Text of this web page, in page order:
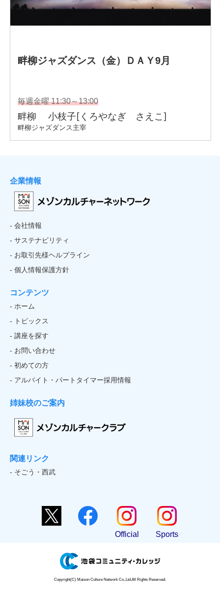
企業情報
- 会社情報
- サステナビリティ
- お取引先様ヘルプライン
- 個人情報保護方針
コンテンツ
- ホーム
- トピックス
- 講座を探す
- お問い合わせ
- 初めての方
- アルバイト・パートタイマー採用情報
姉妹校のご案内
関連リンク
- そごう・西武
Official Sports
Copyright(C) Maison Culture Network Co.,Ltd.All Rights Reserved.